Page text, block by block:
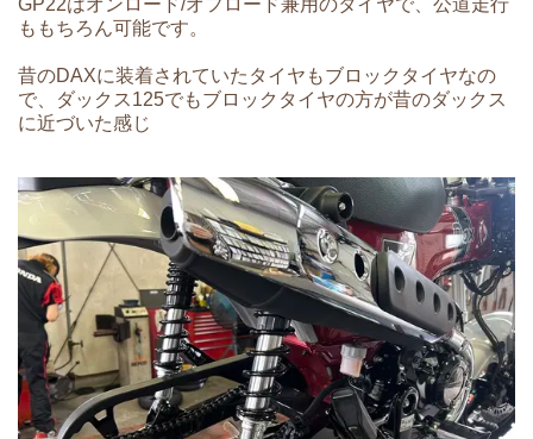
GP22はオンロード/オフロード兼用のタイヤで、公道走行
ももちろん可能です。
昔のDAXに装着されていたタイヤもブロックタイヤなの
で、ダックス125でもブロックタイヤの方が昔のダックス
に近づいた感じ